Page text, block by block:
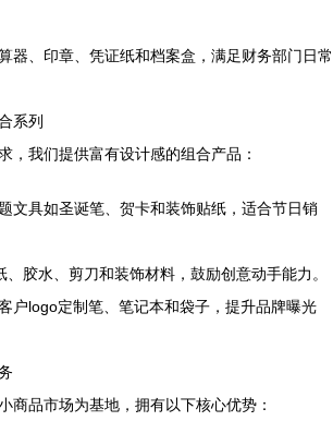
器、印章、凭证纸和档案盒，满足财务部门日常
系列
，我们提供富有设计感的组合产品：
文具如圣诞笔、贺卡和装饰贴纸，适合节日销
胶水、剪刀和装饰材料，鼓励创意动手能力。
户logo定制笔、笔记本和袋子，提升品牌曝光
商品市场为基地，拥有以下核心优势：